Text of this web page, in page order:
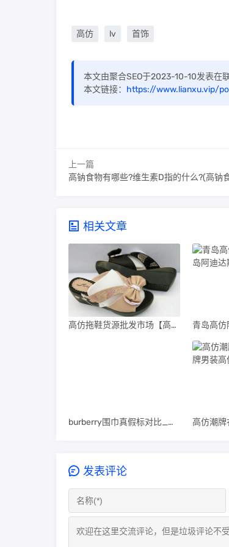
高仿 lv 首饰
本文由聚合SEO于2023-10-10发表在
本文链接： https://www.lianxu.vip/
上一篇
高钠食物有哪些?维生素D指的什么?(高钠
相关文章
高仿拖鞋货源批发市场【高仿拖鞋货源批发市场在哪里】
burberry围巾真假标对比_高仿burberry围巾
发表评论